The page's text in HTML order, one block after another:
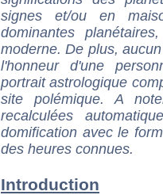
signes et/ou en
dominantes
moderne. De plus,
l'honneur d'une
portrait astrologique
site polémique. A
recalculées
domification avec le
des heures connues.
Introduction